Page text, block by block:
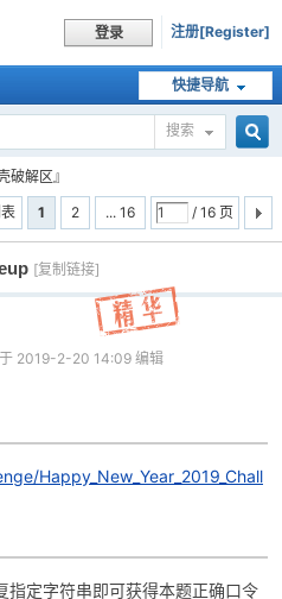
登录 注册[Register]
快捷导航
搜索
破解区』
1
2 ... 16 / 16 页
[复制链接]
2019-2-20 14:09 编辑
Happy_New_Year_2019_Chall
指定字符串即可获得本题正确口令